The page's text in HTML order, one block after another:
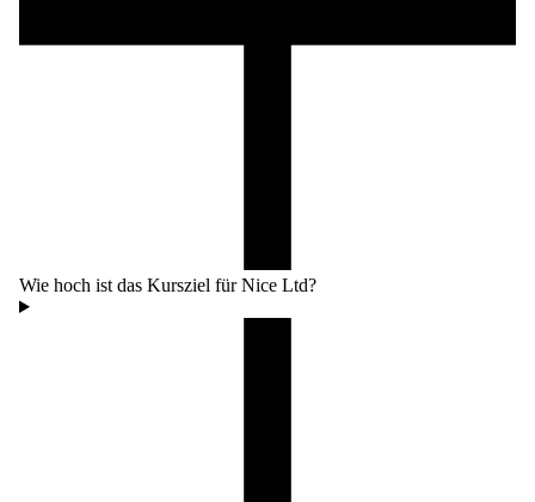
Wie hoch ist das Kursziel für Nice Ltd?